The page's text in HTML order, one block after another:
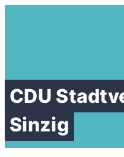
CDU
Sinzig